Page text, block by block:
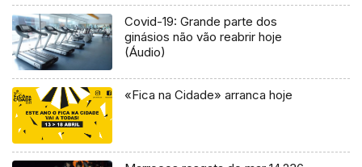
Covid-19: Grande parte dos
ginásios não vão reabrir hoje
(Áudio)
«Fica na Cidade» arranca hoje